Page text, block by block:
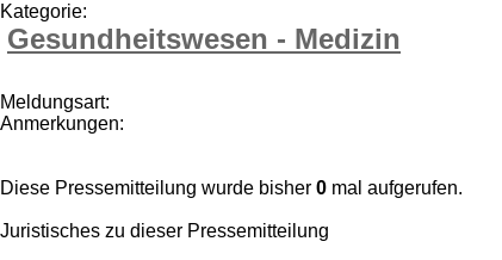
Kategorie:
Gesundheitswesen - Medizin
Meldungsart:
Anmerkungen:
Diese Pressemitteilung wurde bisher 0 mal aufgerufen.
Juristisches zu dieser Pressemitteilung